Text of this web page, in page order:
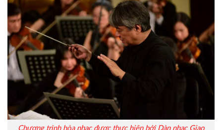
Chương trình hòa nhạc được thực hiện bởi Dàn nhạc Giao